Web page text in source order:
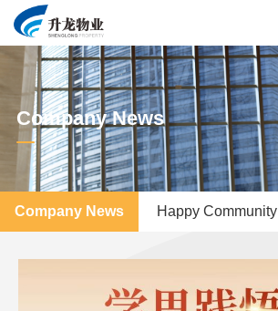
Company News
Company News Happy Community